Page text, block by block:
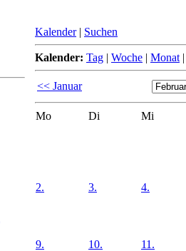
Kalender | Suchen
Kalender: Tag | Woche | Monat
<< Januar
Mo Di Mi
2. 3. 4.
9. 10. 11.